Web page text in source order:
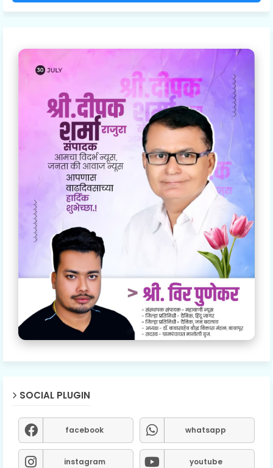
SOCIAL PLUGIN
facebook whatsapp
instagram youtube